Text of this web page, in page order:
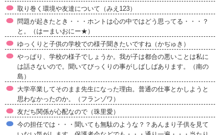
取り巻く環境や友達について（みえ123）
問題が起きたとき・・・ホントは心の中ではどう思ってる・・・？
と。（はーまいおにー★）
ゆっくりと子供の学校での様子聞きたいですね（かぢゅき）
やっぱり、学校の様子でしょうか。我が子は都合の悪いことは私に
は話さないので。聞いてびっくりの事がしばしばあります。（南の
島）
大学卒業してそのまま先生になった理由。普通の仕事とかしようと
思わなかったのか。（フランゾワ）
友だち関係が心配なので（珠里愛）
今の担任では・・・聞いても無駄のような？？あんまり子供を見て